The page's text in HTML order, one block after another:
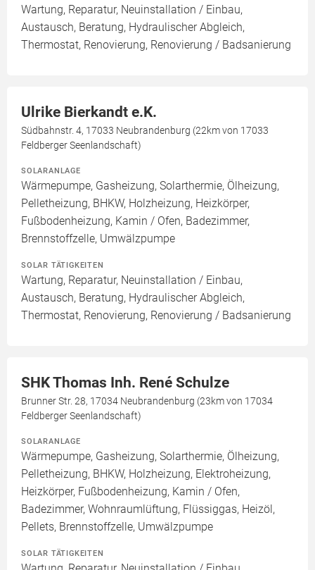
Wartung, Reparatur, Neuinstallation / Einbau,
Austausch, Beratung, Hydraulischer Abgleich,
Thermostat, Renovierung, Renovierung / Badsanierung
Ulrike Bierkandt e.K.
Südbahnstr. 4, 17033 Neubrandenburg (22km von 17033
Feldberger Seenlandschaft)
SOLARANLAGE
Wärmepumpe, Gasheizung, Solarthermie, Ölheizung,
Pelletheizung, BHKW, Holzheizung, Heizkörper,
Fußbodenheizung, Kamin / Ofen, Badezimmer,
Brennstoffzelle, Umwälzpumpe
SOLAR TÄTIGKEITEN
Wartung, Reparatur, Neuinstallation / Einbau,
Austausch, Beratung, Hydraulischer Abgleich,
Thermostat, Renovierung, Renovierung / Badsanierung
SHK Thomas Inh. René Schulze
Brunner Str. 28, 17034 Neubrandenburg (23km von 17034
Feldberger Seenlandschaft)
SOLARANLAGE
Wärmepumpe, Gasheizung, Solarthermie, Ölheizung,
Pelletheizung, BHKW, Holzheizung, Elektroheizung,
Heizkörper, Fußbodenheizung, Kamin / Ofen,
Badezimmer, Wohnraumlüftung, Flüssiggas, Heizöl,
Pellets, Brennstoffzelle, Umwälzpumpe
SOLAR TÄTIGKEITEN